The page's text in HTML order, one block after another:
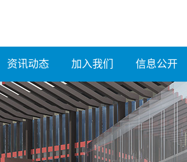
资讯动态 加入我们 信息公开